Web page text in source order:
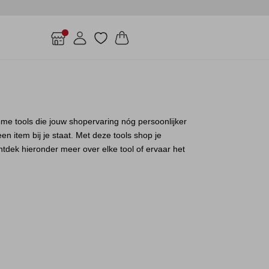
tools die jouw shopervaring nóg persoonlijker
item bij je staat. Met deze tools shop je
hieronder meer over elke tool of ervaar het